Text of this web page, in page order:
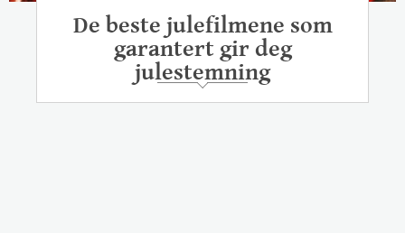
De beste julefilmene som
garantert gir deg
julestemning